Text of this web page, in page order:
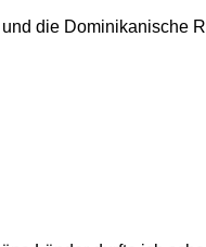
die Dominikanische